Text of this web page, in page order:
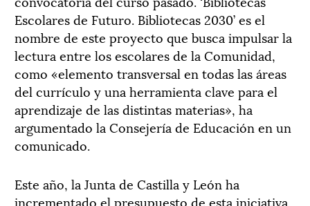
Escolares de Futuro. Bibliotecas 2030’ es el
nombre de este proyecto que busca impulsar la
lectura entre los escolares de la Comunidad,
como «elemento transversal en todas las áreas
del currículo y una herramienta clave para el
aprendizaje de las distintas materias», ha
argumentado la Consejería de Educación en un
comunicado.
Este año, la Junta de Castilla y León ha
incrementado el presupuesto de esta iniciativa